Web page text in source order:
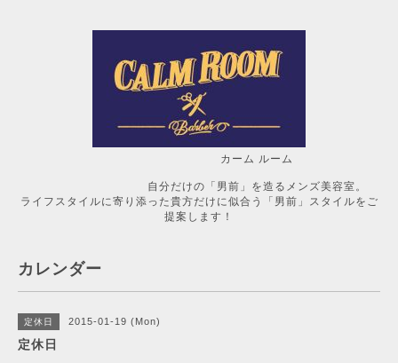
カーム ルーム
自分だけの「男前」を造るメンズ美容室。
ライフスタイルに寄り添った貴方だけに似合う「男前」スタイルをご
提案します！
カレンダー
定休日 2015-01-19 (Mon)
定休日